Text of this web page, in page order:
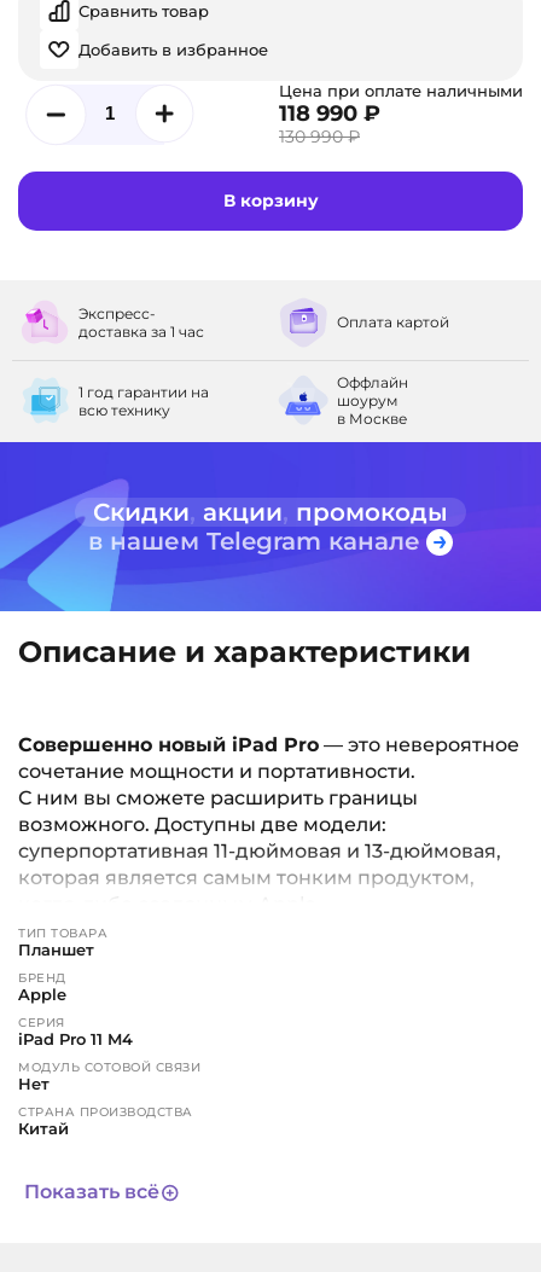
Сравнить товар
Добавить в избранное
Цена при оплате наличными
118 990 ₽
130 990 ₽
В корзину
Экспресс-
доставка за 1 час Оплата картой
1 год гарантии на
всю технику
Оффлайн
шоурум
в Москве
Скидки, акции, промокоды
в нашем Telegram канале
Описание и характеристики
Совершенно новый iPad Pro — это невероятное
сочетание мощности и портативности.
С ним вы сможете расширить границы
возможного. Доступны две модели:
суперпортативная 11-дюймовая и 13-дюймовая,
которая является самым тонким продуктом,
Экран нового поколения
Дисплей Ultra Retina XDR создан с
использованием передовой технологии tandem
OLED. Он обеспечивает исключительную
яркость, точную контрастность и реалистичную
цветопередачу. Технологии ProMotion и True
Tone делают изображение особенно чётким. А
цветопередачи.
ТИП ТОВАРА
Планшет
БРЕНД
Apple
СЕРИЯ
iPad Pro 11 M4
МОДУЛЬ СОТОВОЙ СВЯЗИ
Нет
СТРАНА ПРОИЗВОДСТВА
Китай
ЦВЕТ
Показать всё